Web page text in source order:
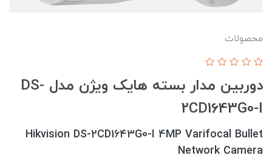
محصولات
دوربین مدار بسته هایک ویژن مدل DS-
2CD1643G0-I
Hikvision DS-2CD1643G0-I 4MP Varifocal Bullet
Network Camera